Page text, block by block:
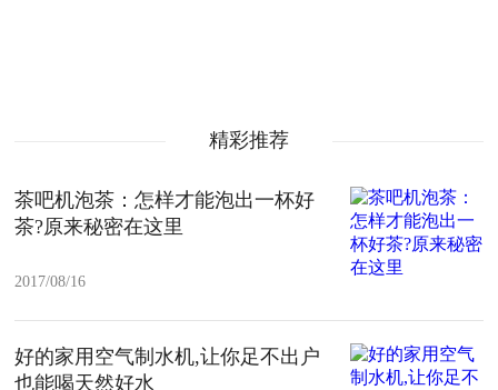
精彩推荐
茶吧机泡茶：怎样才能泡出一杯好
茶?原来秘密在这里
2017/08/16
好的家用空气制水机,让你足不出户
也能喝天然好水